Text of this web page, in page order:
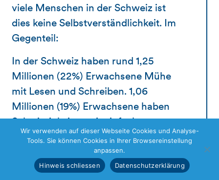
viele Menschen in der Schweiz ist
dies keine Selbstverständlichkeit. Im
Gegenteil:
In der Schweiz haben rund 1,25
Millionen (22%) Erwachsene Mühe
mit Lesen und Schreiben. 1,06
Millionen (19%) Erwachsene haben
Schwierigkeiten mit einfacher
Mathematik im Alltag. Ausserdem
muss davon ausgegangen werden,
dass rund 22% der Schweizer
Wir verwenden auf dieser Webseite Cookies und Analyse-
Tools. Sie können Cookies in Ihrer Browsereinstellung
anpassen.
Hinweis schliessen
Datenschutzerklärung